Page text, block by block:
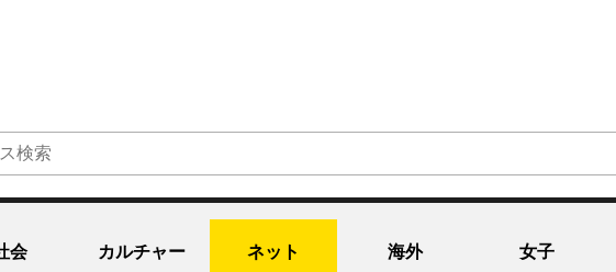
会 カルチャー ネット 海外 女子